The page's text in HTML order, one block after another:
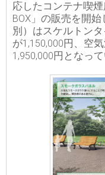
応したコンテナ喫
BOX」の販売を開
別）はスケルトン
が1,150,000円、空
1,950,000円となって